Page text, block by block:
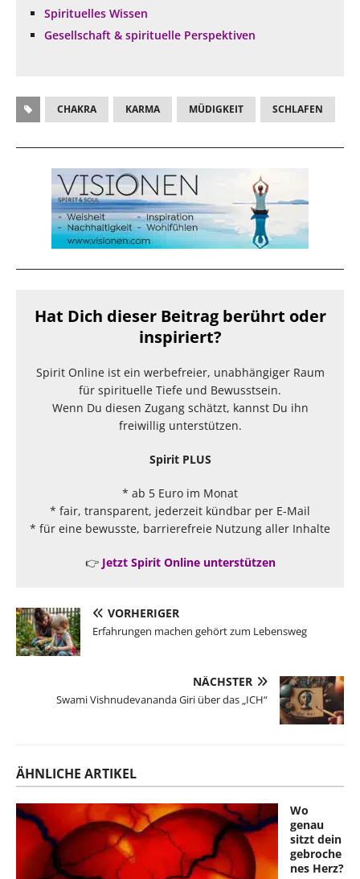
Spirituelles Wissen
Gesellschaft & spirituelle Perspektiven
CHAKRA KARMA MÜDIGKEIT SCHLAFEN
Hat Dich dieser Beitrag berührt oder
inspiriert?
Spirit Online ist ein werbefreier, unabhängiger Raum
für spirituelle Tiefe und Bewusstsein.
Wenn Du diesen Zugang schätzt, kannst Du ihn
freiwillig unterstützen.
Spirit PLUS
* ab 5 Euro im Monat
* fair, transparent, jederzeit kündbar per E-Mail
* für eine bewusste, barrierefreie Nutzung aller Inhalte
👉 Jetzt Spirit Online unterstützen
VORHERIGER
Erfahrungen machen gehört zum Lebensweg
NÄCHSTER
Swami Vishnudevananda Giri über das „ICH“
ÄHNLICHE ARTIKEL
Wo
genau
sitzt dein
gebroche
nes Herz?